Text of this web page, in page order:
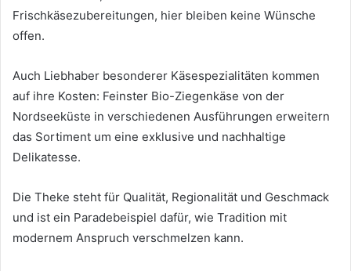
Frischkäsezubereitungen, hier bleiben keine Wünsche
offen.
Auch Liebhaber besonderer Käsespezialitäten kommen
auf ihre Kosten: Feinster Bio-Ziegenkäse von der
Nordseeküste in verschiedenen Ausführungen erweitern
das Sortiment um eine exklusive und nachhaltige
Delikatesse.
Die Theke steht für Qualität, Regionalität und Geschmack
und ist ein Paradebeispiel dafür, wie Tradition mit
modernem Anspruch verschmelzen kann.